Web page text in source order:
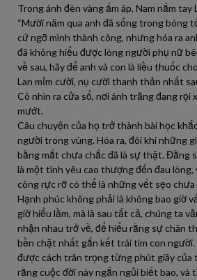
Trong ánh đèn vàng ấm áp, Nam nắm tay
“Mười năm qua anh đã sống trong bóng
cứ ngỡ mình thành công, nhưng hóa ra
đã không hiểu được lòng người phụ nữ
về sau, hãy để anh và con là liều thuốc cho
Lan mỉm cười, nụ cười thanh thản nhất
Cô nhìn ra cửa sổ, nơi ánh trăng đang rọi
mướt.
Câu chuyện của họ trở thành bài học
người trong vùng. Hóa ra, đôi khi những
bằng mắt chưa chắc đã là sự thật. Đằng
là một tình yêu cao thượng đến đau lòng,
công rực rỡ có thể là những vết sẹo chưa
Hạnh phúc không phải là không bao giờ
giờ hiểu lầm, mà là sau tất cả, chúng ta
nhận nhau trở về, để hiểu rằng sự chân
bền chặt nhất gắn kết trái tim con người.
được cách trân trọng từng phút giây của
rằng cuộc đời này ngắn ngủi biết bao, và